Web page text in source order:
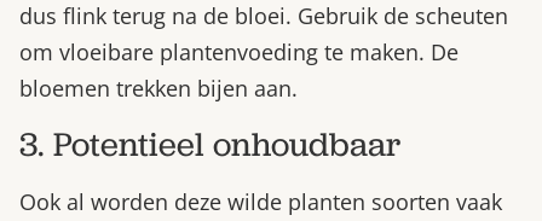
dus flink terug na de bloei. Gebruik de scheuten
om vloeibare plantenvoeding te maken. De
bloemen trekken bijen aan.
3. Potentieel onhoudbaar
Ook al worden deze wilde planten soorten vaak